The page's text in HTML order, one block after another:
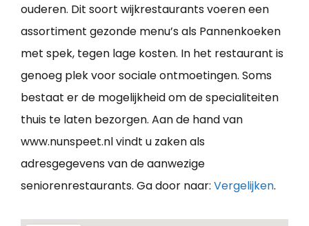
ouderen. Dit soort wijkrestaurants voeren een
assortiment gezonde menu’s als Pannenkoeken
met spek, tegen lage kosten. In het restaurant is
genoeg plek voor sociale ontmoetingen. Soms
bestaat er de mogelijkheid om de specialiteiten
thuis te laten bezorgen. Aan de hand van
www.nunspeet.nl vindt u zaken als
adresgegevens van de aanwezige
seniorenrestaurants. Ga door naar: Vergelijken.